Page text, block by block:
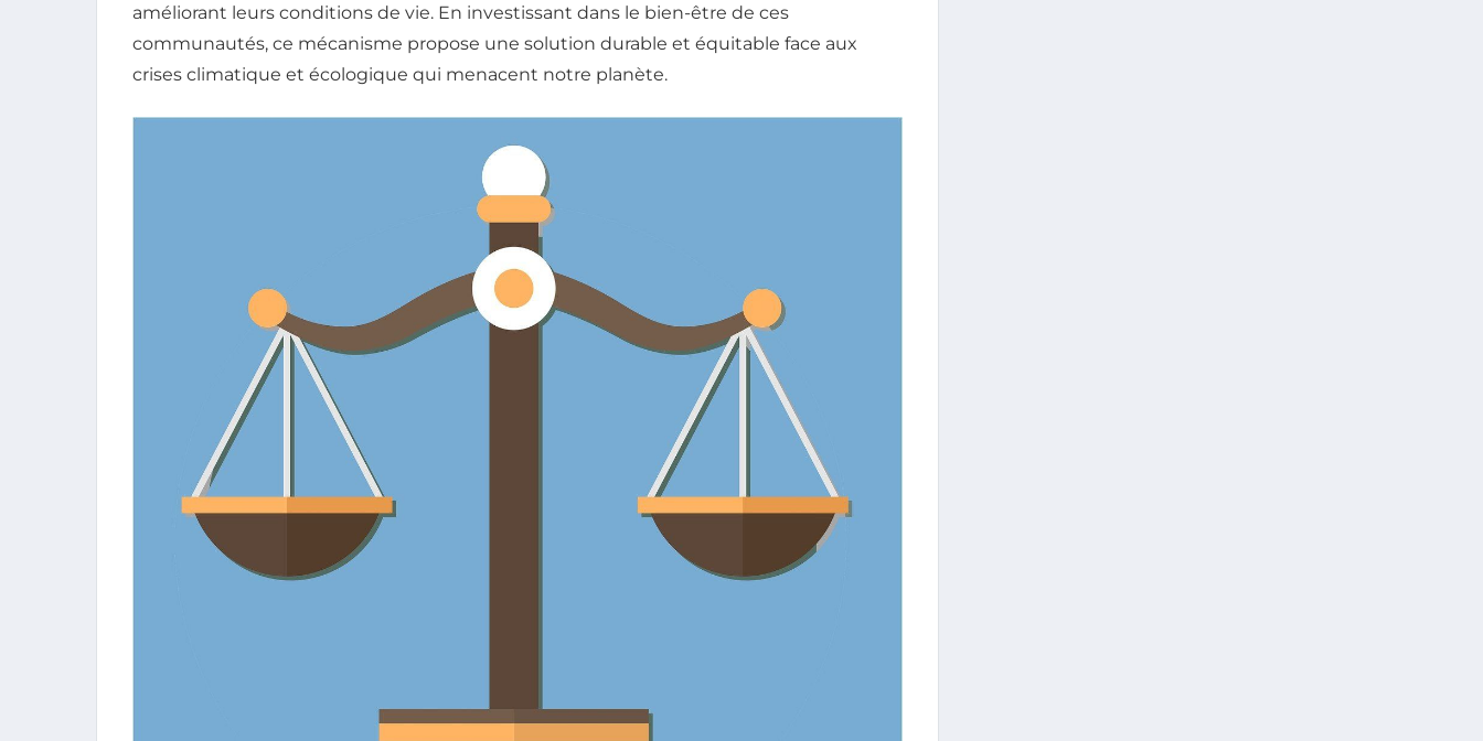
améliorant leurs conditions de vie. En investissant dans le bien-être de ces
communautés, ce mécanisme propose une solution durable et équitable face aux
crises climatique et écologique qui menacent notre planète.